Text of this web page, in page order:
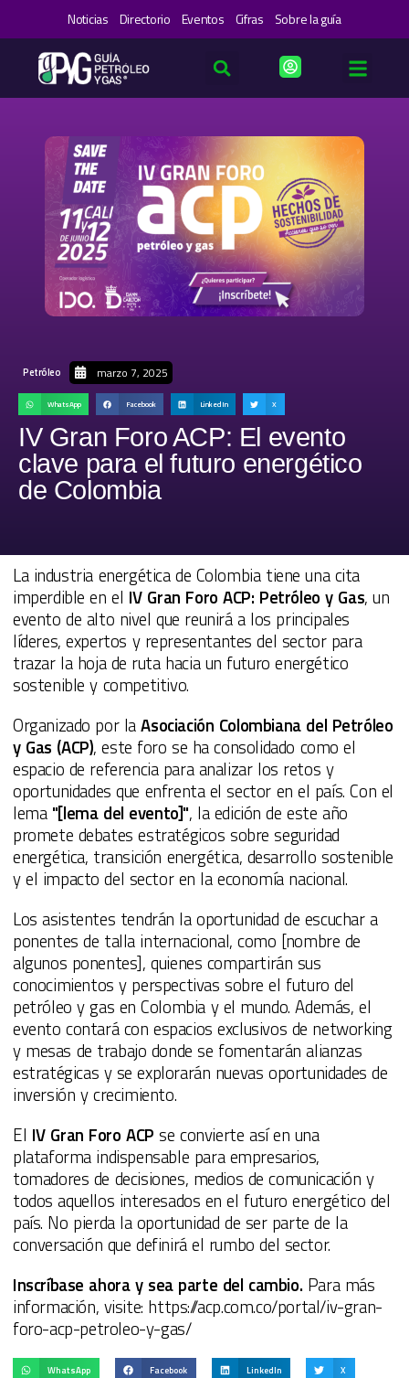
contenido
Noticias Directorio Eventos Cifras Sobre la guía
Petróleo marzo 7, 2025
WhatsApp Facebook LinkedIn X
IV Gran Foro ACP: El evento
clave para el futuro energético
de Colombia
La industria energética de Colombia tiene una cita
imperdible en el IV Gran Foro ACP: Petróleo y Gas, un
evento de alto nivel que reunirá a los principales
líderes, expertos y representantes del sector para
trazar la hoja de ruta hacia un futuro energético
sostenible y competitivo.
Organizado por laAsociación Colombiana del Petróleo
y Gas (ACP), este foro se ha consolidado como el
espacio de referencia para analizar los retos y
oportunidades que enfrenta el sector en el país. Con el
lema "[lema del evento]", la edición de este año
promete debates estratégicos sobre seguridad
energética, transición energética, desarrollo sostenible
y el impacto del sector en la economía nacional.
Los asistentes tendrán la oportunidad de escuchar a
ponentes de talla internacional, como [nombre de
algunos ponentes], quienes compartirán sus
conocimientos y perspectivas sobre el futuro del
petróleo y gas en Colombia y el mundo. Además, el
evento contará con espacios exclusivos de networking
y mesas de trabajo donde se fomentarán alianzas
estratégicas y se explorarán nuevas oportunidades de
inversión y crecimiento.
El IV Gran Foro ACP se convierte así en una
plataforma indispensable para empresarios,
tomadores de decisiones, medios de comunicación y
todos aquellos interesados en el futuro energético del
país. No pierda la oportunidad de ser parte de la
conversación que definirá el rumbo del sector.
Inscríbase ahora y sea parte del cambio. Para más
información, visite: https://acp.com.co/portal/iv-gran-
foro-acp-petroleo-y-gas/
WhatsApp Facebook LinkedIn X